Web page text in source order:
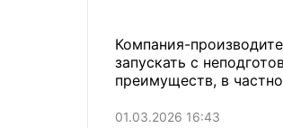
Компания-
запускать с
преимуществ, в
01.03.2026 16:43